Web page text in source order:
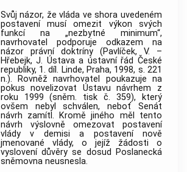
Svůj názor, že vláda ve shora uvedeném
postavení musí omezit výkon svých
funkcí na „nezbytné minimum“,
navrhovatel podporuje odkazem na
názor právní doktríny (Pavlíček, V. –
Hřebejk, J. Ústava a ústavní řád České
republiky, 1. díl. Linde, Praha, 1998, s. 221
n.). Rovněž navrhovatel poukazuje na
pokus novelizovat Ústavu návrhem z
roku 1999 (sněm. tisk č. 359), který
ovšem nebyl schválen, neboť Senát
návrh zamítl. Kromě jiného měl tento
návrh výslovně omezovat postavení
vlády v demisi a postavení nově
jmenované vlády, o jejíž žádosti o
vyslovení důvěry se dosud Poslanecká
sněmovna neusnesla.